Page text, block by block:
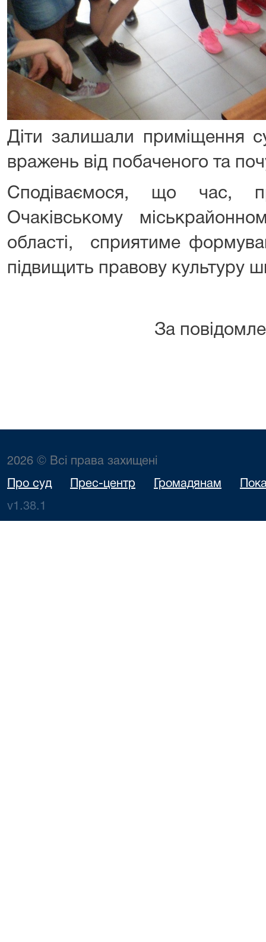
Діти залишали приміщення
вражень від побаченого та
Сподіваємося, що час,
Очаківському
області, сприятиме
підвищить правову культуру
За
2026 © Всі права захищені
Про суд Прес-центр Громадянам
v1.38.1